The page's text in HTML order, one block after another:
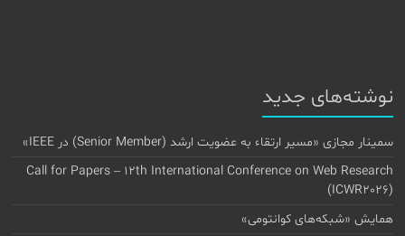
نوشته‌های جدید
سمینار مجازی «مسیر ارتقاء به عضویت ارشد (Senior Member) در IEEE»
Call for Papers – 12th International Conference on Web Research
(ICWR2026)
همایش «شبکه‌های کوانتومی»